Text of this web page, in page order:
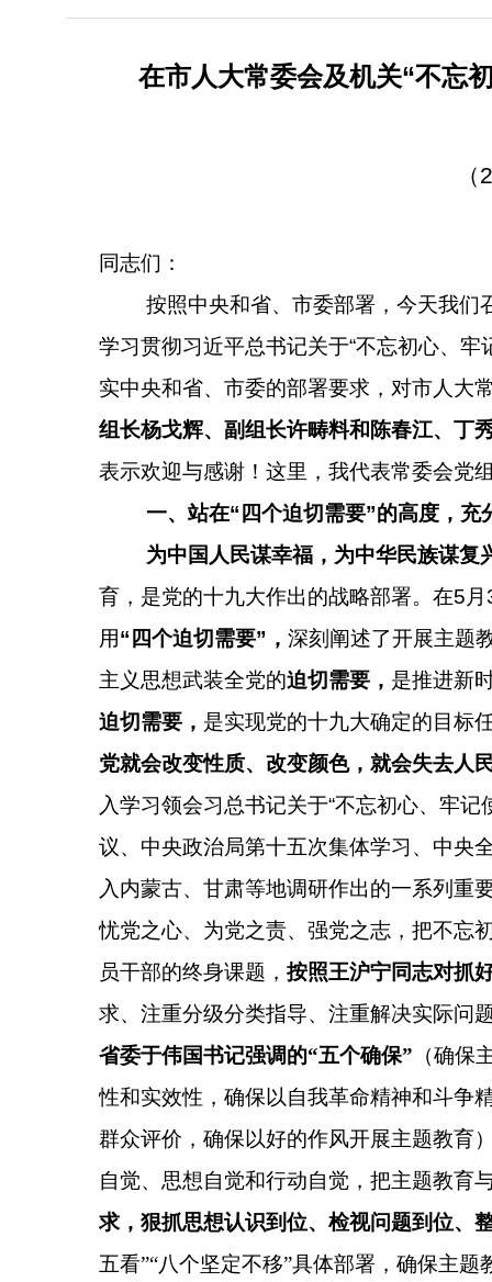
在市人大常委会及机关“不忘
（
同志们：
按照中央和省、市委部署，今天我们
学习贯彻习近平总书记关于“不忘初心、
实中央和省、市委的部署要求，对市人大
组长杨戈辉、副组长许畴料和陈春江、丁
表示欢迎与感谢！这里，我代表常委会党
一、站在“四个迫切需要”的高度，
为中国人民谋幸福，为中华民族谋
育，是党的十九大作出的战略部署。在5 月
用“四个迫切需要”， 深刻阐述了开展主题
主义思想武装全党的迫切需要， 是推进新
迫切需要， 是实现党的十九大确定的目标
党就会改变性质、改变颜色，就会失去人
入学习领会习总书记关于“不忘初心、牢记
议、中央政治局第十五次集体学习、中央
入内蒙古、甘肃等地调研作出的一系列重
忧党之心、为党之责、强党之志，把不忘
员干部的终身课题， 按照王沪宁同志对抓
求、注重分级分类指导、注重解决实际问
省委于伟国书记强调的“五个确保” （确保
性和实效性，确保以自我革命精神和斗争
群众评价，确保以好的作风开展主题教育
自觉、思想自觉和行动自觉 ，把主题教育
求，狠抓思想认识到位、检视问题到位、
五看”“八个坚定不移”具体部署，确保主